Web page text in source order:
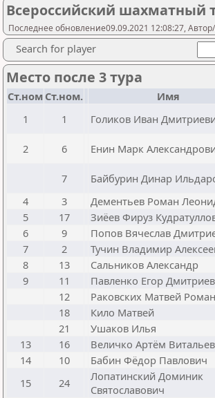
Всероссийский шахматный
Последнее обновление09.09.2021 12:08:27,
Search for player
Место после 3 тура
Ст.ном Ст.ном. Имя
1
1 Голиков Иван
2 6 Енин Марк
7 Байбурин Динар
4
3 Дементьев Роман
5
17 Зиёев Фируз
6
9 Попов Вячеслав
7
2 Тучин Владимир
8
13 Сальников Александр
9
11 Павленко Егор
12
Раковских Матвей
18
Кило Матвей
21
Ушаков Илья
13
16 Величко Артём
14
10 Бабин Фёдор Павлович
15
24
Лопатинский Доминик
Святославович